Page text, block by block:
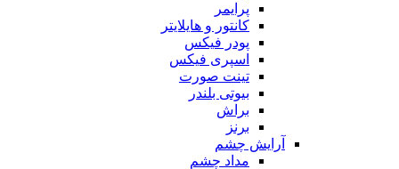
پرایمر
کانتور و هایلایتر
پودر فیکس
اسپری فیکس
تینت صورت
بیوتی بلندر
براش
برنز
آرایش چشم
مداد چشم